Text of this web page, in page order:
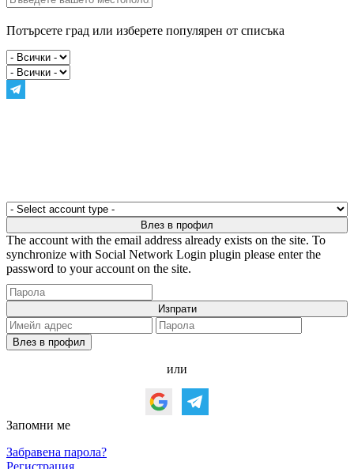
Потърсете град или изберете популярен от списъка
The account with the email address already exists on the site. To
synchronize with Social Network Login plugin please enter the
password to your account on the site.
или
Запомни ме
Забравена парола?
Регистрация